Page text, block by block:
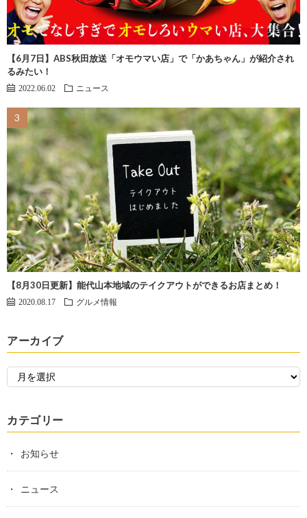
【6月7日】ABS秋田放送「オモウマい店」で「かあちゃん」が紹介され
るみたい！
2022.06.02 ニュース
【8月30日更新】能代山本地域のテイクアウトができるお店まとめ！
2020.08.17 グルメ情報
アーカイブ
カテゴリー
お知らせ
ニュース